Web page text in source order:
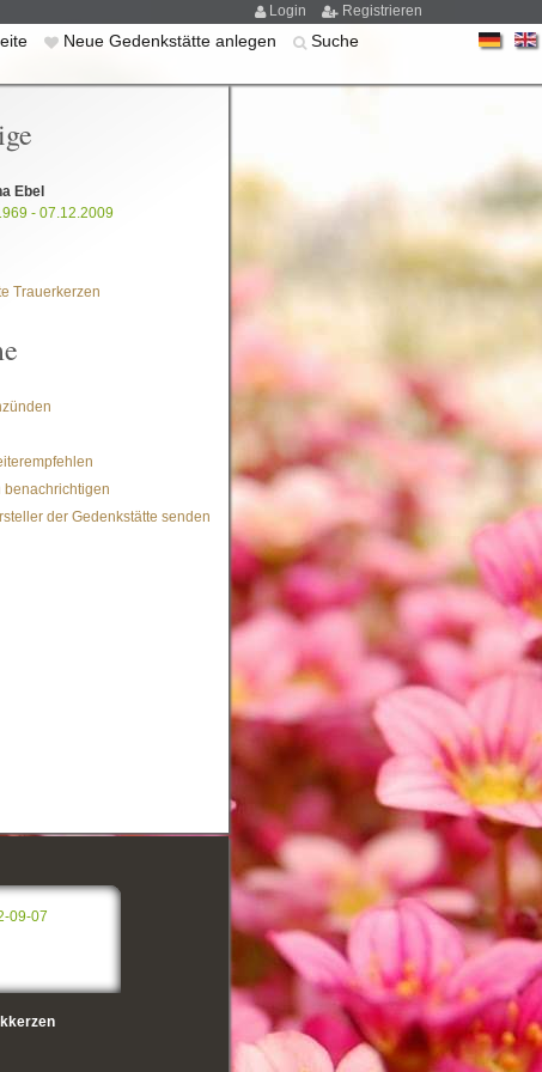
Login Registrieren
Neue Gedenkstätte anlegen Suche
Ebel
- 07.12.2009
Trauerkerzen
benachrichtigen
der Gedenkstätte senden
09-07